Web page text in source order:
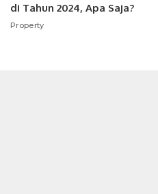
di Tahun 2024, Apa Saja?
Property